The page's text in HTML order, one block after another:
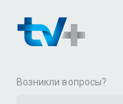
Возникли вопросы?